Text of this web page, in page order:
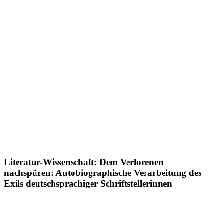
Literatur-Wissenschaft: Dem Verlorenen
nachspüren: Autobiographische Verarbeitung des
Exils deutschsprachiger Schriftstellerinnen